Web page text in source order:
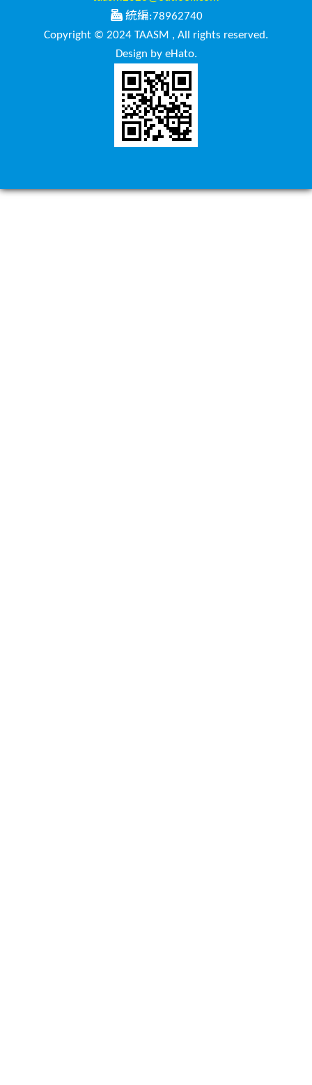
統編:78962740
Copyright © 2024 TAASM , All rights reserved.
Design by eHato.